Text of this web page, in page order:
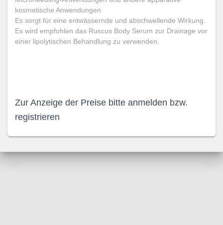
kosmetische Anwendungen
Es sorgt für eine entwässernde und abschwellende Wirkung.
Es wird empfohlen das Ruscus Body Serum zur Drainage vor
einer lipolytischen Behandlung zu verwenden.
Zur Anzeige der Preise bitte anmelden bzw.
registrieren